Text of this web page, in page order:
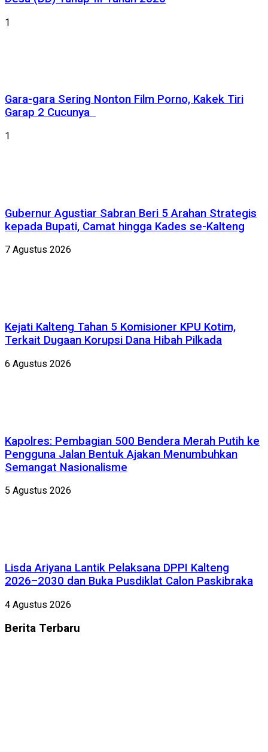
1
Gara-gara Sering Nonton Film Porno, Kakek Tiri
Garap 2 Cucunya
1
Gubernur Agustiar Sabran Beri 5 Arahan Strategis
kepada Bupati, Camat hingga Kades se-Kalteng
7 Agustus 2026
Kejati Kalteng Tahan 5 Komisioner KPU Kotim,
Terkait Dugaan Korupsi Dana Hibah Pilkada
6 Agustus 2026
Kapolres: Pembagian 500 Bendera Merah Putih ke
Pengguna Jalan Bentuk Ajakan Menumbuhkan
Semangat Nasionalisme
5 Agustus 2026
Lisda Ariyana Lantik Pelaksana DPPI Kalteng
2026–2030 dan Buka Pusdiklat Calon Paskibraka
4 Agustus 2026
Berita Terbaru